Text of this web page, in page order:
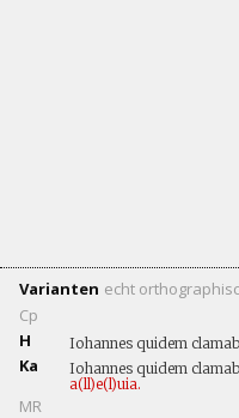
Varianten echt
Cp
H
Iohannes quidem
Ka
Iohannes quidem
a(ll)e(l)uia.
MR